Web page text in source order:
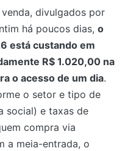
divulgados por
há poucos dias, o
está custando em
R$ 1.020,00 na
o acesso de um dia.
o setor e tipo de
social) e taxas de
compra via
a meia-entrada, o